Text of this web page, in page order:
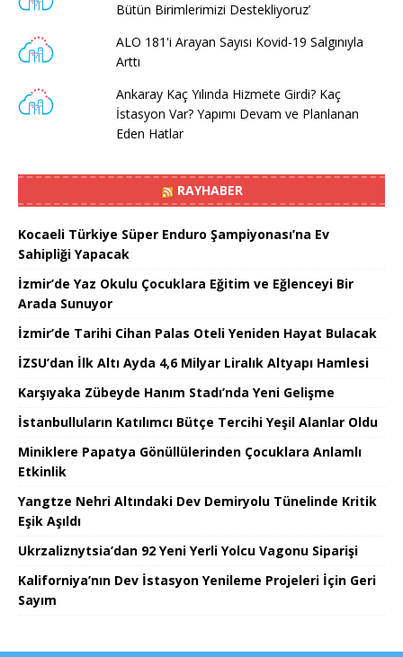
Bütün Birimlerimizi Destekliyoruz’
ALO 181'i Arayan Sayısı Kovid-19 Salgınıyla
Arttı
Ankaray Kaç Yılında Hizmete Girdi? Kaç
İstasyon Var? Yapımı Devam ve Planlanan
Eden Hatlar
RAYHABER
Kocaeli Türkiye Süper Enduro Şampiyonası’na Ev
Sahipliği Yapacak
İzmir’de Yaz Okulu Çocuklara Eğitim ve Eğlenceyi Bir
Arada Sunuyor
İzmir’de Tarihi Cihan Palas Oteli Yeniden Hayat Bulacak
İZSU’dan İlk Altı Ayda 4,6 Milyar Liralık Altyapı Hamlesi
Karşıyaka Zübeyde Hanım Stadı’nda Yeni Gelişme
İstanbulluların Katılımcı Bütçe Tercihi Yeşil Alanlar Oldu
Miniklere Papatya Gönüllülerinden Çocuklara Anlamlı
Etkinlik
Yangtze Nehri Altındaki Dev Demiryolu Tünelinde Kritik
Eşik Aşıldı
Ukrzaliznytsia’dan 92 Yeni Yerli Yolcu Vagonu Siparişi
Kaliforniya’nın Dev İstasyon Yenileme Projeleri İçin Geri
Sayım